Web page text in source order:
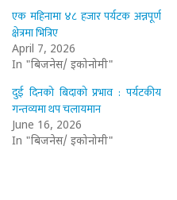
एक महिनामा ४८ हजार पर्यटक अन्नपूर्ण
क्षेत्रमा भित्रिए
April 7, 2026
In "बिजनेस/ इकोनोमी"
दुई दिनको बिदाको प्रभाव : पर्यटकीय
गन्तव्यमा थप चलायमान
June 16, 2026
In "बिजनेस/ इकोनोमी"